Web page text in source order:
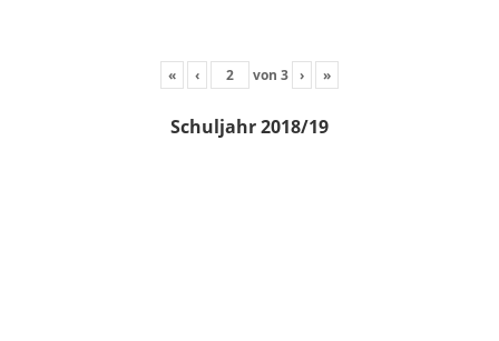
« ‹ von 3 › »
Schuljahr 2018/19